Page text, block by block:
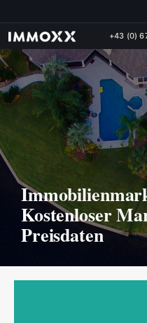
+43 (0)
Kostenloser
Preisdaten